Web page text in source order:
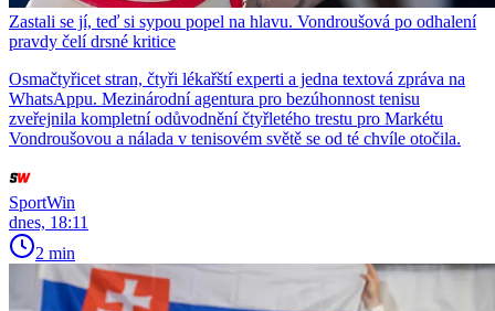
Zastali se jí, teď si sypou popel na hlavu. Vondroušová po odhalení
pravdy čelí drsné kritice
Osmačtyřicet stran, čtyři lékařští experti a jedna textová zpráva na
WhatsAppu. Mezinárodní agentura pro bezúhonnost tenisu
zveřejnila kompletní odůvodnění čtyřletého trestu pro Markétu
Vondroušovou a nálada v tenisovém světě se od té chvíle otočila.
SportWin
dnes, 18:11
2 min